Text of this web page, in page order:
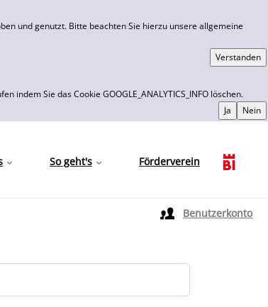
und genutzt. Bitte beachten Sie hierzu unsere allgemeine
Sie das Cookie GOOGLE_ANALYTICS_INFO löschen.
So geht's Förderverein
Benutzerkonto
Sprache auswählen